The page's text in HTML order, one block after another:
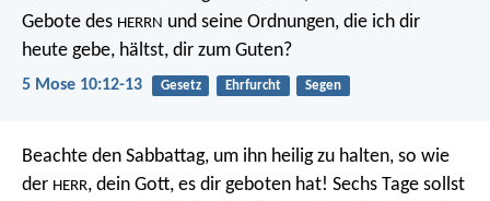
Gebote des HERRN und seine Ordnungen, die ich dir
heute gebe, hältst, dir zum Guten?
5 Mose 10:12-13 Gesetz Ehrfurcht Segen
Beachte den Sabbattag, um ihn heilig zu halten, so wie
der HERR, dein Gott, es dir geboten hat! Sechs Tage sollst